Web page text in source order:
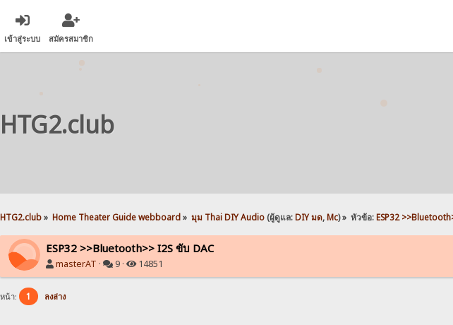
เข้าสู่ระบบ สมัครสมาชิก
HTG2.club
HTG2.club» Home Theater Guide webboard» มุม Thai DIY Audio(ผู้ดูแล:DIY มด,Mc) » หัวข้อ:ESP32
ESP32 >>Bluetooth>> I2S ขับ DAC
masterAT · 9 · 14851
หน้า: 1 ลงล่าง